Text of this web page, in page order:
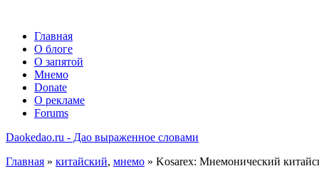
Главная
О блоге
О запятой
Мнемо
Donate
О рекламе
Forums
Daokedao.ru - Дао выраженное словами
Главная » китайский, мнемо » Kosarex: Мнемонический